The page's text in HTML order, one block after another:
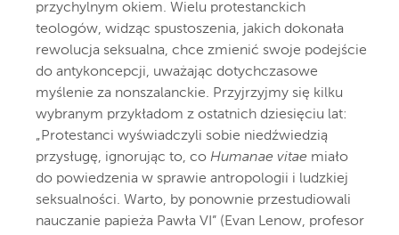
przychylnym okiem. Wielu protestanckich
teologów, widząc spustoszenia, jakich dokonała
rewolucja seksualna, chce zmienić swoje podejście
do antykoncepcji, uważając dotychczasowe
myślenie za nonszalanckie. Przyjrzyjmy się kilku
wybranym przykładom z ostatnich dziesięciu lat:
„Protestanci wyświadczyli sobie niedźwiedzią
przysługę, ignorując to, co Humanae vitae miało
do powiedzenia w sprawie antropologii i ludzkiej
seksualności. Warto, by ponownie przestudiowali
nauczanie papieża Pawła VI” (Evan Lenow, profesor